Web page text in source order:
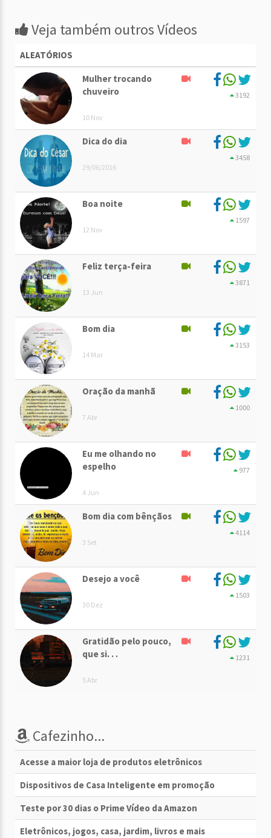
Veja também outros Vídeos
ALEATÓRIOS
Mulher trocando
chuveiro
10 Nov
3192
Dica do dia
29/06/2016
3458
Boa noite
12 Nov
1597
Feliz terça-feira
13 Jun
3871
Bom dia
14 Mar
3153
Oração da manhã
7 Abr
1000
Eu me olhando no
espelho
4 Jun
977
Bom dia com bênçãos
3 Set
4114
Desejo a você
30 Dez
1503
Gratidão pelo pouco,
que si. . .
5 Abr
1231
Cafezinho...
Acesse a maior loja de produtos eletrônicos
Dispositivos de Casa Inteligente em promoção
Teste por 30 dias o Prime Vídeo da Amazon
Eletrônicos, jogos, casa, jardim, livros e mais